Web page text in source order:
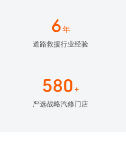
6年
道路救援行业经验
580 +
严选战略汽修门店